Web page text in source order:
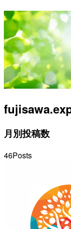
月別投稿数
46Posts